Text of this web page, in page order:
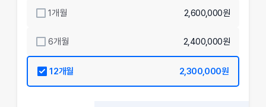
1개월 2,600,000원
6개월 2,400,000원
12개월 2,300,000원